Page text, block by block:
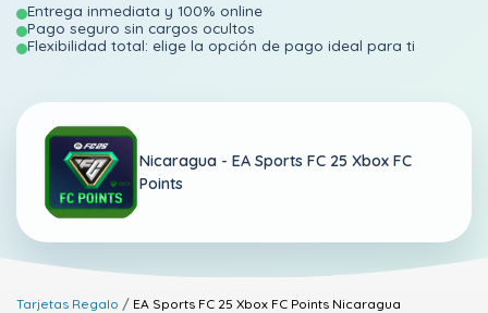
Entrega inmediata y 100% online
Pago seguro sin cargos ocultos
Flexibilidad total: elige la opción de pago ideal para ti
Nicaragua - EA Sports FC 25 Xbox FC
Points
Tarjetas Regalo EA Sports FC 25 Xbox FC Points Nicaragua